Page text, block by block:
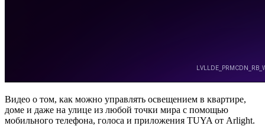
Видео о том, как можно управлять освещением в квартире,
доме и даже на улице из любой точки мира с помощью
мобильного телефона, голоса и приложения TUYA от Arlight.